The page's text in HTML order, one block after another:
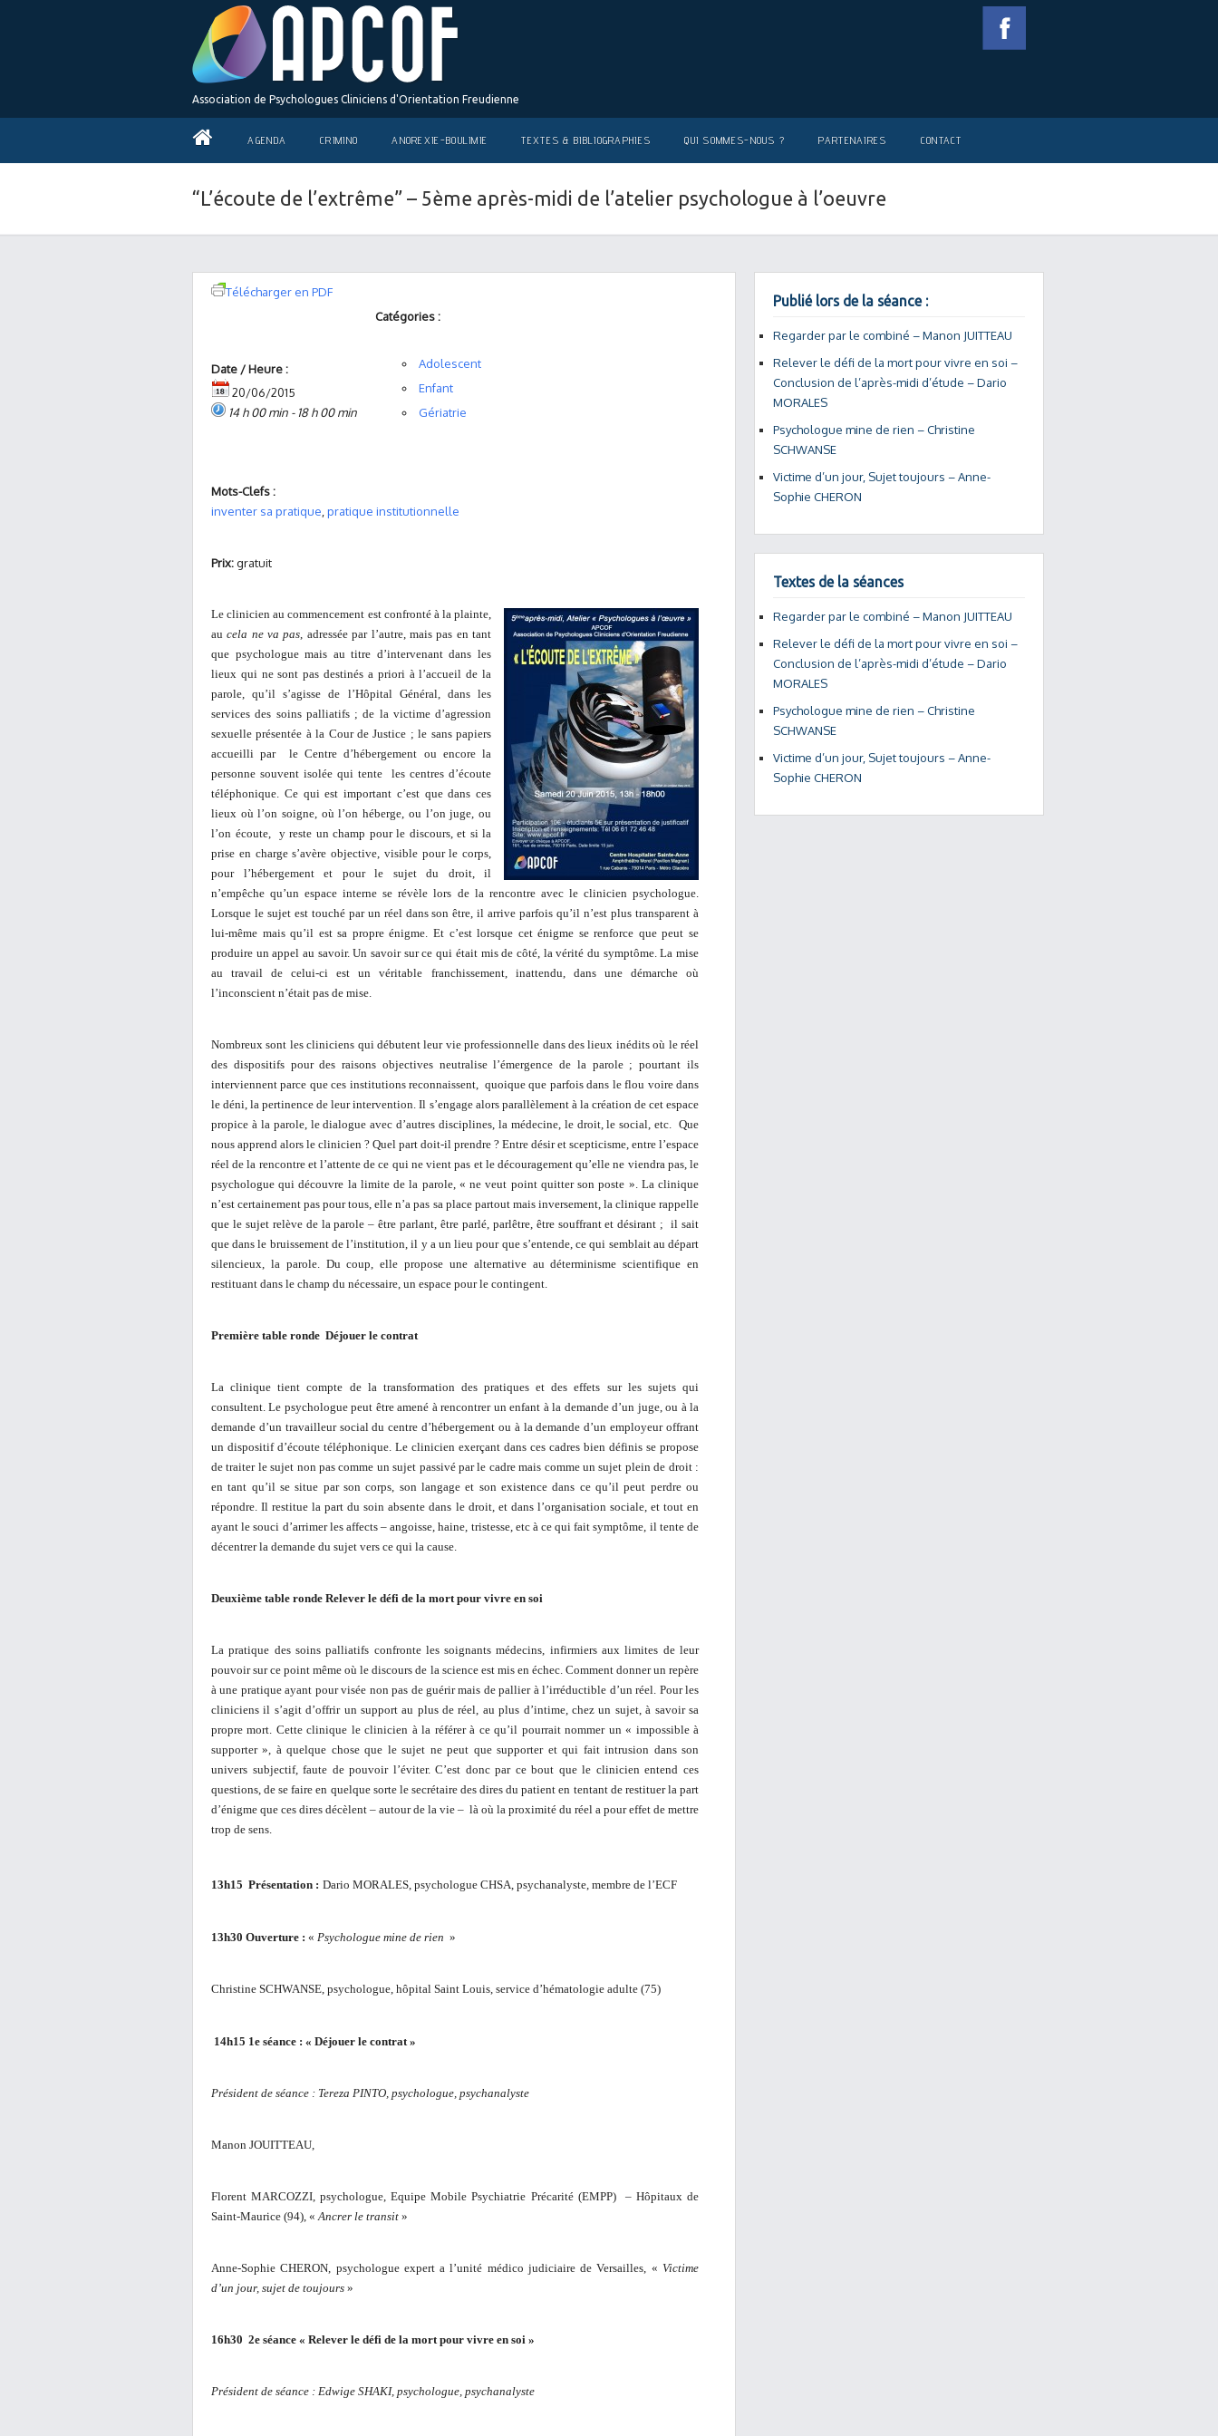
Association de Psychologues Cliniciens d'Orientation Freudienne
AGENDA CRIMINO ANOREXIE-BOULIMIE TEXTES & BIBLIOGRAPHIES QUI SOMMES-NOUS ? PARTENAIRES CONTACT
“L’écoute de l’extrême” – 5ème après-midi de l’atelier psychologue à l’oeuvre
Télécharger en PDF
Date / Heure :
20/06/2015
14 h 00 min - 18 h 00 min
Catégories :
Adolescent
Enfant
Gériatrie
Mots-Clefs :
inventer sa pratique pratique institutionnelle
Prix:gratuit
Le clinicien au commencement est confronté à la plainte,
aucela ne va pas, adressée par l’autre, mais pas en tant
que psychologue mais au titre d’intervenant dans les
lieux qui ne sont pas destinés a priori à l’accueil de la
parole, qu’il s’agisse de l’Hôpital Général, dans les
services des soins palliatifs ; de la victime d’agression
sexuelle présentée à la Cour de Justice ; le sans papiers
accueilli par le Centre d’hébergement ou encore la
personne souvent isolée qui tente les centres d’écoute
téléphonique. Ce qui est important c’est que dans ces
lieux où l’on soigne, où l’on héberge, ou l’on juge, ou
l’on écoute, y reste un champ pour le discours, et si la
prise en charge s’avère objective, visible pour le corps,
pour l’hébergement et pour le sujet du droit, il
n’empêche qu’un espace interne se révèle lors de la rencontre avec le clinicien psychologue.
Lorsque le sujet est touché par un réel dans son être, il arrive parfois qu’il n’est plus transparent à
lui-même mais qu’il est sa propre énigme. Et c’est lorsque cet énigme se renforce que peut se
produire un appel au savoir. Un savoir sur ce qui était mis de côté, la vérité du symptôme. La mise
au travail de celui-ci est un véritable franchissement, inattendu, dans une démarche où
l’inconscient n’était pas de mise.
Nombreux sont les cliniciens qui débutent leur vie professionnelle dans des lieux inédits où le réel
des dispositifs pour des raisons objectives neutralise l’émergence de la parole ; pourtant ils
interviennent parce que ces institutions reconnaissent, quoique que parfois dans le flou voire dans
le déni, la pertinence de leur intervention. Il s’engage alors parallèlement à la création de cet espace
propice à la parole, le dialogue avec d’autres disciplines, la médecine, le droit, le social, etc. Que
nous apprend alors le clinicien ? Quel part doit-il prendre ? Entre désir et scepticisme, entre l’espace
réel de la rencontre et l’attente de ce qui ne vient pas et le découragement qu’elle ne viendra pas, le
psychologue qui découvre la limite de la parole, « ne veut point quitter son poste ». La clinique
n’est certainement pas pour tous, elle n’a pas sa place partout mais inversement, la clinique rappelle
que le sujet relève de la parole – être parlant, être parlé, parlêtre, être souffrant et désirant ; il sait
que dans le bruissement de l’institution, il y a un lieu pour que s’entende, ce qui semblait au départ
silencieux, la parole. Du coup, elle propose une alternative au déterminisme scientifique en
restituant dans le champ du nécessaire, un espace pour le contingent.
Première table ronde Déjouer le contrat
La clinique tient compte de la transformation des pratiques et des effets sur les sujets qui
consultent. Le psychologue peut être amené à rencontrer un enfant à la demande d’un juge, ou à la
demande d’un travailleur social du centre d’hébergement ou à la demande d’un employeur offrant
un dispositif d’écoute téléphonique. Le clinicien exerçant dans ces cadres bien définis se propose
de traiter le sujet non pas comme un sujet passivé par le cadre mais comme un sujet plein de droit :
en tant qu’il se situe par son corps, son langage et son existence dans ce qu’il peut perdre ou
répondre. Il restitue la part du soin absente dans le droit, et dans l’organisation sociale, et tout en
ayant le souci d’arrimer les affects – angoisse, haine, tristesse, etc à ce qui fait symptôme, il tente de
décentrer la demande du sujet vers ce qui la cause.
Deuxième table ronde Relever le défi de la mort pour vivre en soi
La pratique des soins palliatifs confronte les soignants médecins, infirmiers aux limites de leur
pouvoir sur ce point même où le discours de la science est mis en échec. Comment donner un repère
à une pratique ayant pour visée non pas de guérir mais de pallier à l’irréductible d’un réel. Pour les
cliniciens il s’agit d’offrir un support au plus de réel, au plus d’intime, chez un sujet, à savoir sa
propre mort. Cette clinique le clinicien à la référer à ce qu’il pourrait nommer un « impossible à
supporter », à quelque chose que le sujet ne peut que supporter et qui fait intrusion dans son
univers subjectif, faute de pouvoir l’éviter. C’est donc par ce bout que le clinicien entend ces
questions, de se faire en quelque sorte le secrétaire des dires du patient en tentant de restituer la part
d’énigme que ces dires décèlent – autour de la vie – là où la proximité du réel a pour effet de mettre
trop de sens.
13h15 Présentation : Dario MORALES, psychologue CHSA, psychanalyste, membre de l’ECF
13h30 Ouverture : « Psychologue mine de rien »
Christine SCHWANSE, psychologue, hôpital Saint Louis, service d’hématologie adulte (75)
14h15 1e séance : « Déjouer le contrat »
Président de séance : Tereza PINTO, psychologue, psychanalyste
Manon JOUITTEAU,
Florent MARCOZZI, psychologue, Equipe Mobile Psychiatrie Précarité (EMPP) – Hôpitaux de
Saint-Maurice (94), «Ancrer le transit »
Anne-Sophie CHERON, psychologue expert a l’unité médico judiciaire de Versailles, « Victime
d’un jour, sujet de toujours »
16h30 2e séance « Relever le défi de la mort pour vivre en soi »
Président de séance : Edwige SHAKI, psychologue, psychanalyste
Publié lors de la séance :
Regarder par le combiné – Manon JUITTEAU
Relever le défi de la mort pour vivre en soi –
Conclusion de l’après-midi d’étude – Dario
MORALES
Psychologue mine de rien – Christine
SCHWANSE
Victime d’un jour, Sujet toujours – Anne-
Sophie CHERON
Textes de la séances
Regarder par le combiné – Manon JUITTEAU
Relever le défi de la mort pour vivre en soi –
Conclusion de l’après-midi d’étude – Dario
MORALES
Psychologue mine de rien – Christine
SCHWANSE
Victime d’un jour, Sujet toujours – Anne-
Sophie CHERON